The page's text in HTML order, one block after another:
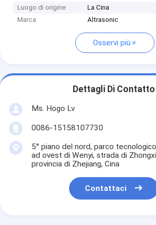
Luogo di origine
La Cina
Marca
Altrasonic
Osservi più
Dettagli Di Contatto
Ms. Hogo Lv
0086-15158107730
5° piano del nord, parco
ad ovest di Wenyi, strada di
provincia di Zhejiang, Cina
Contattaci